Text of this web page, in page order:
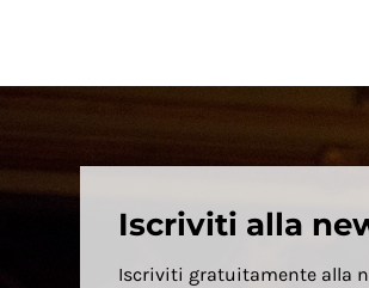
Iscriviti alla
Iscriviti gratuitamente alla